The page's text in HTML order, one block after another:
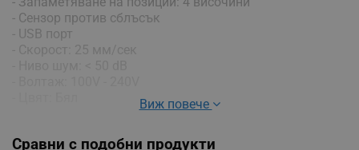
- Сензор против сблъсък
- USB порт
- Скорост: 25 мм/сек
- Регулируема височина: 72 - 121 см
Виж повече
Сравни с подобни продукти